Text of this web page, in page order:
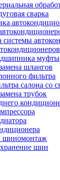
сварка
муфты
шлангов
фильтра
салона со
трубок
шиномонтаж
шин